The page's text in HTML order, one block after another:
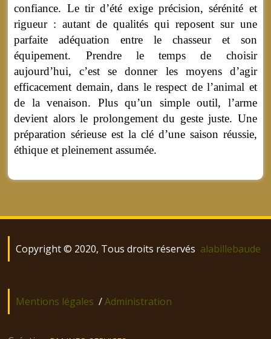
confiance. Le tir d’été exige précision, sérénité et
rigueur : autant de qualités qui reposent sur une
parfaite adéquation entre le chasseur et son
équipement. Prendre le temps de choisir
aujourd’hui, c’est se donner les moyens d’agir
efficacement demain, dans le respect de l’animal et
de la venaison. Plus qu’un simple outil, l’arme
devient alors le prolongement du geste juste. Une
préparation sérieuse est la clé d’une saison réussie,
éthique et pleinement assumée.
Copyright © 2020, Tous droits réservés alabillebaude
Mentions légales /Administration